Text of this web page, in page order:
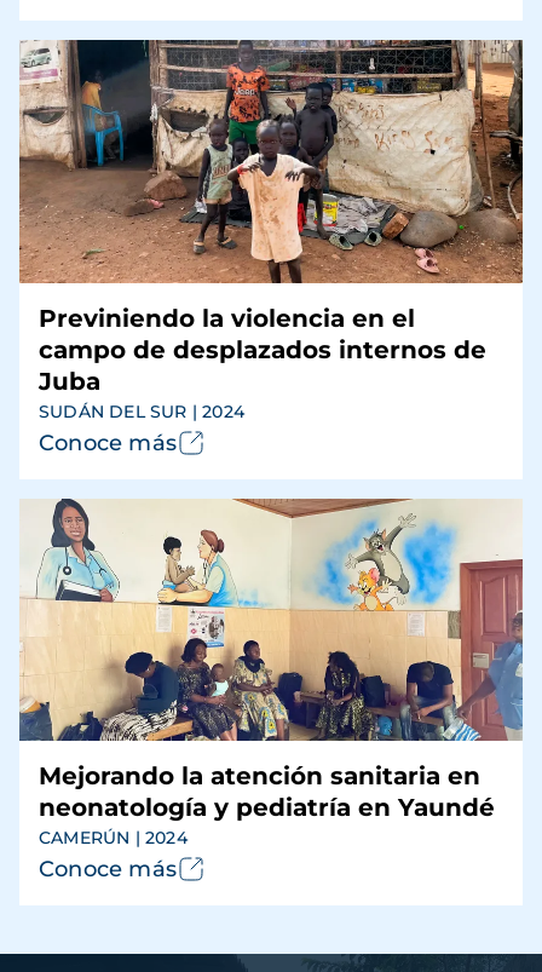
Previniendo la violencia en el
campo de desplazados internos de
Juba
SUDÁN DEL SUR | 2024
Conoce más
Mejorando la atención sanitaria en
neonatología y pediatría en Yaundé
CAMERÚN | 2024
Conoce más